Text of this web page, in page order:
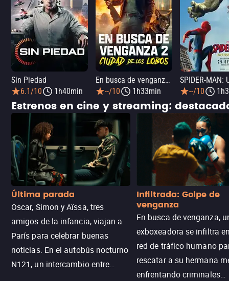
Sin Piedad
6.1/10
1h40min
En busca de venganza 2: Ciudad de los lobos
--/10
1h33min --/10
Estrenos en cine y streaming:
Última parada
Oscar, Simon y Aïssa, tres
amigos de la infancia, viajan a
París para celebrar buenas
noticias. En el autobús nocturno
N121, un intercambio entre
Infiltrada: Golpe de
venganza
En busca de venganza,
exboxeadora se infiltra
red de tráfico humano
rescatar a su hermana
enfrentando criminales